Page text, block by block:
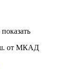
ш. от МКАД